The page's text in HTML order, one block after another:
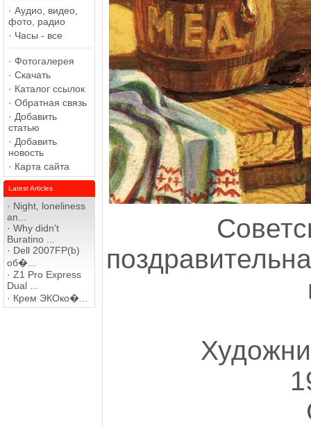
· Аудио, видео,
фото, радио
· Часы - все
· Фотогалерея
· Скачать
· Каталог ссылок
· Обратная связь
· Добавить
статью
· Добавить
новость
· Карта сайта
Latest Articles
· Night, loneliness
an...
· Why didn't
Buratino ...
· Dell 2007FP(b)
об�...
· Z1 Pro Express
Dual ...
· Крем ЭКОко�...